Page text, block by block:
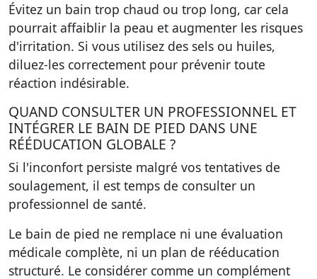
Évitez un bain trop chaud ou trop long, car cela
pourrait affaiblir la peau et augmenter les risques
d'irritation. Si vous utilisez des sels ou huiles,
diluez-les correctement pour prévenir toute
réaction indésirable.
QUAND CONSULTER UN PROFESSIONNEL ET
INTÉGRER LE BAIN DE PIED DANS UNE
RÉÉDUCATION GLOBALE ?
Si l'inconfort persiste malgré vos tentatives de
soulagement, il est temps de consulter un
professionnel de santé.
Le bain de pied ne remplace ni une évaluation
médicale complète, ni un plan de rééducation
structuré. Le considérer comme un complément